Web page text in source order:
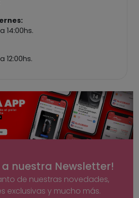
14:00hs.
12:00hs.
a nuestra Newsletter!
de nuestras novedades,
exclusivas y mucho más.